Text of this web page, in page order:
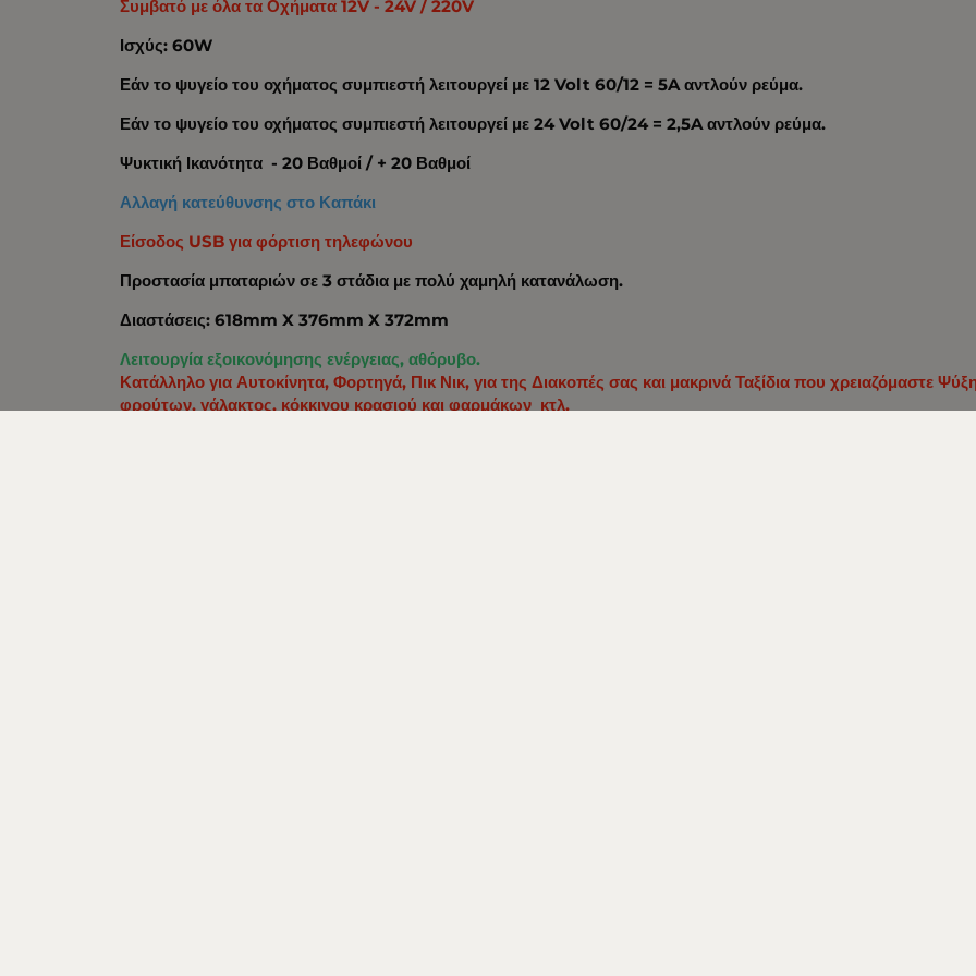
Συμβατό με όλα τα Οχήματα 12V - 24V / 220V
Ισχύς: 60W
Εάν το ψυγείο του οχήματος συμπιεστή λειτουργεί με 12 Volt 60/12 = 5A αντλούν ρεύμα.
Εάν το ψυγείο του οχήματος συμπιεστή λειτουργεί με 24 Volt 60/24 = 2,5A αντλούν ρεύμα.
Ψυκτική Ικανότητα - 20 Βαθμοί / + 20 Βαθμοί
Αλλαγή κατεύθυνσης στο Καπάκι
Είσοδος USB για φόρτιση τηλεφώνου
Προστασία μπαταριών σε 3 στάδια με πολύ χαμηλή κατανάλωση.
Διαστάσεις: 618mm X 376mm X 372mm
Λειτουργία εξοικονόμησης ενέργειας, αθόρυβο.
Κατάλληλο για Αυτοκίνητα, Φορτηγά, Πικ Νικ, για της Διακοπές σας και μακρινά Ταξίδια που χρειαζόμαστε
φρούτων, γάλακτος, κόκκινου κρασιού και φαρμάκων κτλ.